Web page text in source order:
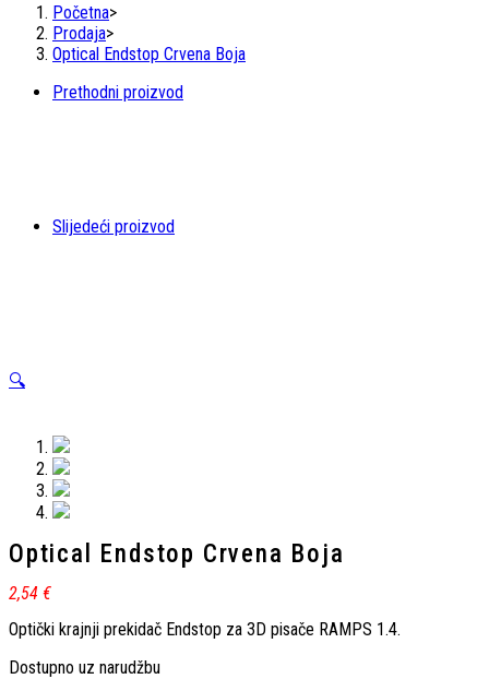
Početna>
Prodaja>
Optical Endstop Crvena Boja
Prethodni proizvod
Slijedeći proizvod
🔍
Optical Endstop Crvena Boja
2,54 €
Optički krajnji prekidač Endstop za 3D pisače RAMPS 1.4.
Dostupno uz narudžbu